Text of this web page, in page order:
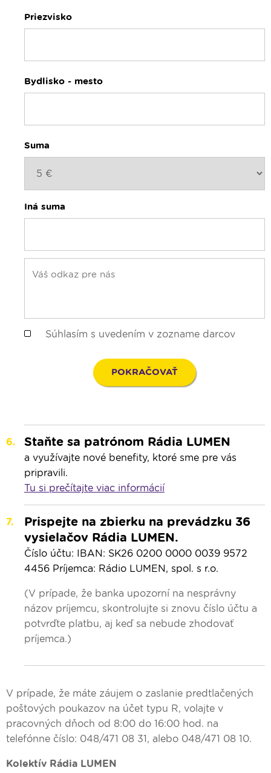
Priezvisko
Bydlisko - mesto
Suma
Iná suma
Súhlasím s uvedením v zozname darcov
Staňte sa patrónom Rádia LUMEN
a využívajte nové benefity, ktoré sme pre vás
pripravili.
Tu si prečítajte viac informácií
Prispejte na zbierku na prevádzku 36
vysielačov Rádia LUMEN.
Číslo účtu: IBAN: SK26 0200 0000 0039 9572
4456 Príjemca: Rádio LUMEN, spol. s r.o.
(V prípade, že banka upozorní na nesprávny
názov príjemcu, skontrolujte si znovu číslo účtu a
potvrďte platbu, aj keď sa nebude zhodovať
príjemca.)
V prípade, že máte záujem o zaslanie predtlačených
poštových poukazov na účet typu R, volajte v
pracovných dňoch od 8:00 do 16:00 hod. na
telefónne číslo: 048/471 08 31, alebo 048/471 08 10.
Kolektív Rádia LUMEN